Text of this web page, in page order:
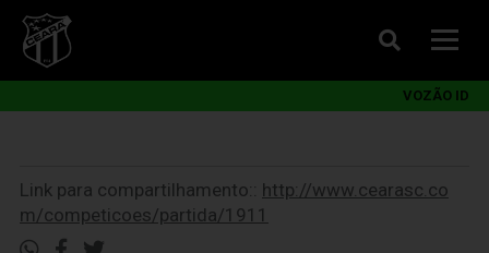
VOZÃO ID
Link para compartilhamento:: http://www.cearasc.co
m/competicoes/partida/1911